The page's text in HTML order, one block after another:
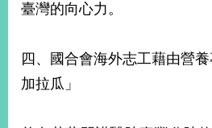
臺灣的向心力。
四、國合會海外志工藉由營
加拉瓜」